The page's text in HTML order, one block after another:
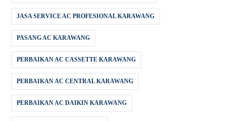
JASA SERVICE AC PROFESIONAL KARAWANG
PASANG AC KARAWANG
PERBAIKAN AC CASSETTE KARAWANG
PERBAIKAN AC CENTRAL KARAWANG
PERBAIKAN AC DAIKIN KARAWANG